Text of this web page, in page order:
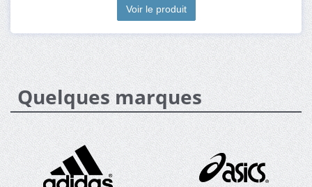
Voir le produit
Quelques marques